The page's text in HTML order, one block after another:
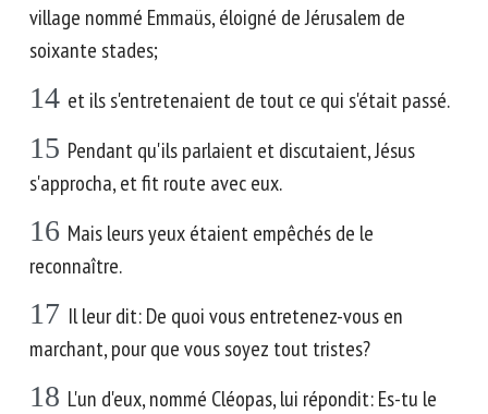
village nommé Emmaüs, éloigné de Jérusalem de
soixante stades;
14 et ils s'entretenaient de tout ce qui s'était passé.
15 Pendant qu'ils parlaient et discutaient, Jésus
s'approcha, et fit route avec eux.
16 Mais leurs yeux étaient empêchés de le
reconnaître.
17 Il leur dit: De quoi vous entretenez-vous en
marchant, pour que vous soyez tout tristes?
18 L'un d'eux, nommé Cléopas, lui répondit: Es-tu le